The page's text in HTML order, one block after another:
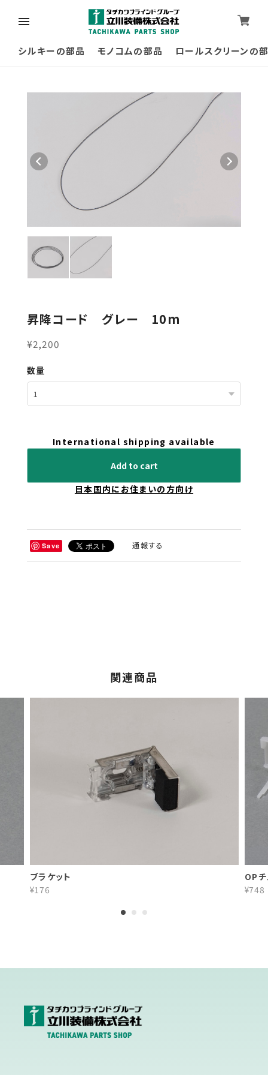
シルキーの部品 モノコムの部品 ロールスクリーンの
昇降コード グレー 10m
¥2,200
数量
International shipping available
Add to cart
日本国内にお住まいの方向け
Save 通報する
関連商品
ブラケット
¥176
OP
¥748